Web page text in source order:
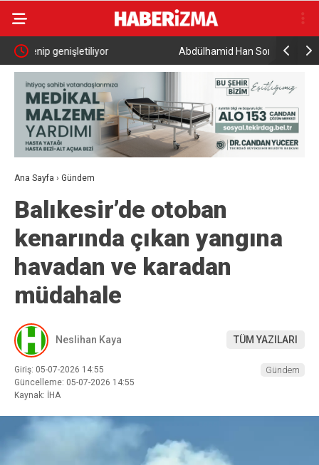
Abdülhamid Han Sondaj Gemisi 4 Yıldır Mavi Vatan
İçin Çalışıyor
AK Parti
programı
Ana Sayfa › Gündem
Balıkesir’de otoban
kenarında çıkan yangına
havadan ve karadan
müdahale
Neslihan Kaya TÜM YAZILARI
Giriş: 05-07-2026 14:55
Güncelleme: 05-07-2026 14:55
Kaynak: İHA
Gündem